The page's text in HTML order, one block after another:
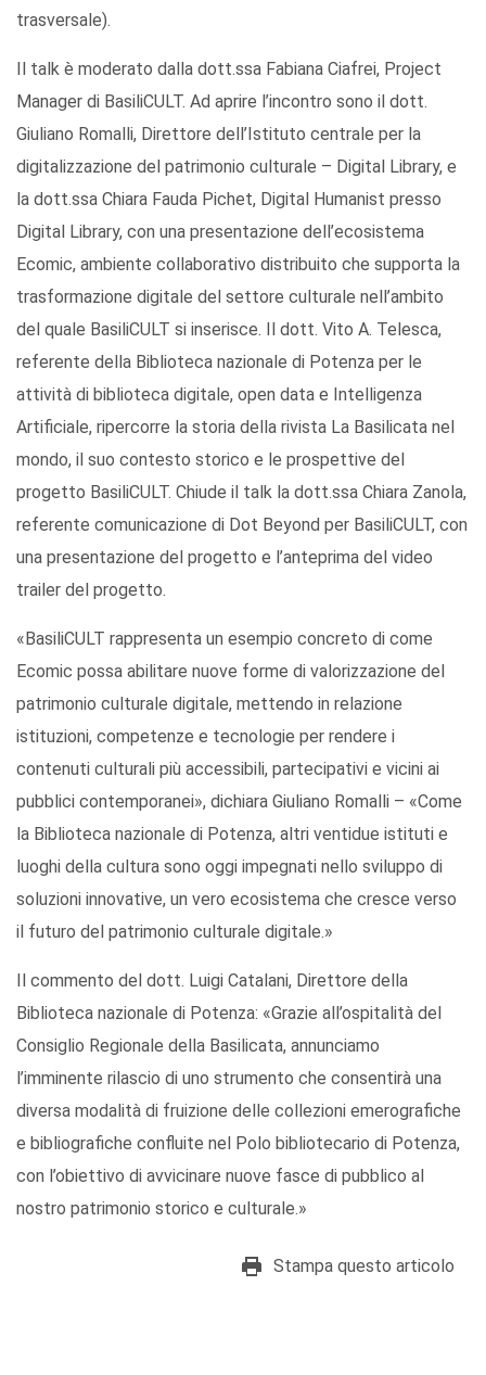
trasversale).
Il talk è moderato dalla dott.ssa Fabiana Ciafrei, Project
Manager di BasiliCULT. Ad aprire l’incontro sono il dott.
Giuliano Romalli, Direttore dell’Istituto centrale per la
digitalizzazione del patrimonio culturale – Digital Library, e
la dott.ssa Chiara Fauda Pichet, Digital Humanist presso
Digital Library, con una presentazione dell’ecosistema
Ecomic, ambiente collaborativo distribuito che supporta la
trasformazione digitale del settore culturale nell’ambito
del quale BasiliCULT si inserisce. Il dott. Vito A. Telesca,
referente della Biblioteca nazionale di Potenza per le
attività di biblioteca digitale, open data e Intelligenza
Artificiale, ripercorre la storia della rivista La Basilicata nel
mondo, il suo contesto storico e le prospettive del
progetto BasiliCULT. Chiude il talk la dott.ssa Chiara Zanola,
referente comunicazione di Dot Beyond per BasiliCULT, con
una presentazione del progetto e l’anteprima del video
trailer del progetto.
«BasiliCULT rappresenta un esempio concreto di come
Ecomic possa abilitare nuove forme di valorizzazione del
patrimonio culturale digitale, mettendo in relazione
istituzioni, competenze e tecnologie per rendere i
contenuti culturali più accessibili, partecipativi e vicini ai
pubblici contemporanei», dichiara Giuliano Romalli – «Come
la Biblioteca nazionale di Potenza, altri ventidue istituti e
luoghi della cultura sono oggi impegnati nello sviluppo di
soluzioni innovative, un vero ecosistema che cresce verso
il futuro del patrimonio culturale digitale.»
Il commento del dott. Luigi Catalani, Direttore della
Biblioteca nazionale di Potenza: «Grazie all’ospitalità del
Consiglio Regionale della Basilicata, annunciamo
l’imminente rilascio di uno strumento che consentirà una
diversa modalità di fruizione delle collezioni emerografiche
e bibliografiche confluite nel Polo bibliotecario di Potenza,
con l’obiettivo di avvicinare nuove fasce di pubblico al
nostro patrimonio storico e culturale.»
Stampa questo articolo